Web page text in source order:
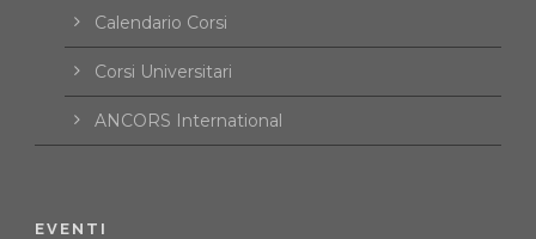
Calendario Corsi
Corsi Universitari
ANCORS International
EVENTI